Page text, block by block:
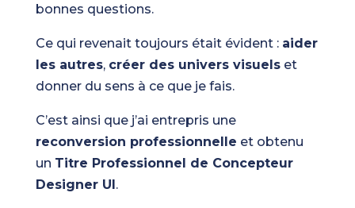
bonnes questions.
Ce qui revenait toujours était évident : aider
les autres, créer des univers visuelset
donner du sens à ce que je fais.
C’est ainsi que j’ai entrepris une
reconversion professionnelle et obtenu
un Titre Professionnel de Concepteur
Designer UI.